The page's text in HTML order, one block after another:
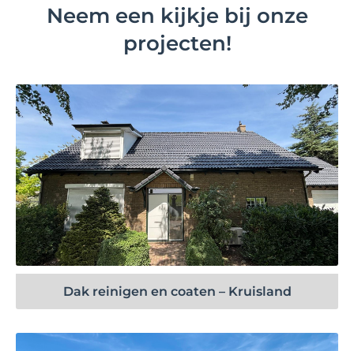
Neem een kijkje bij onze
projecten!
Bekijk project
Dak reinigen en coaten – Kruisland